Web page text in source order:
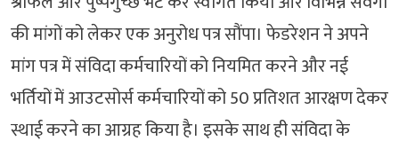
की मांगों को लेकर एक अनुरोध पत्र सौंपा। फेडरेशन ने अपने
मांग पत्र में संविदा कर्मचारियों को नियमित करने और नई
भर्तियों में आउटसोर्स कर्मचारियों को 50 प्रतिशत आरक्षण देकर
स्थाई करने का आग्रह किया है। इसके साथ ही संविदा के